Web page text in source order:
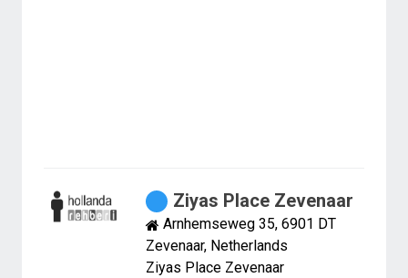
Ziyas Place Zevenaar
Arnhemseweg 35, 6901 DT
Zevenaar, Netherlands
Ziyas Place Zevenaar